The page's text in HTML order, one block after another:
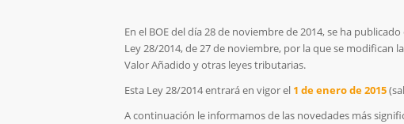
En el BOE del día 28 de noviembre de 2014, se ha
Ley 28/2014, de 27 de noviembre, por la que se modifican
Valor Añadido y otras leyes tributarias.
Esta Ley 28/2014 entrará en vigor el 1 de enero de 2015
A continuación le informamos de las novedades más